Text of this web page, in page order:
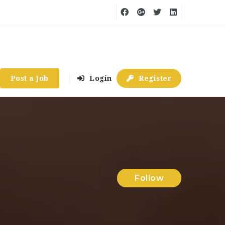
Post a Job Login Register
Follow